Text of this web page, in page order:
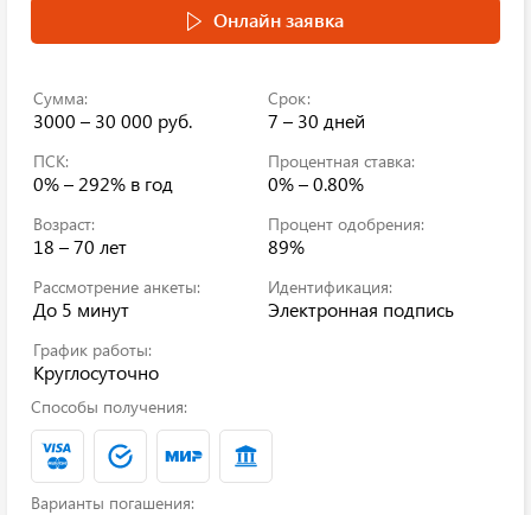
Онлайн заявка
Сумма:
3000 – 30 000 руб.
Срок:
7 – 30 дней
ПСК:
0% – 292% в год
Процентная ставка:
0% – 0.80%
Возраст:
18 – 70 лет
Процент одобрения:
89%
Рассмотрение анкеты:
До 5 минут
Идентификация:
Электронная подпись
График работы:
Круглосуточно
Способы получения:
Варианты погашения: